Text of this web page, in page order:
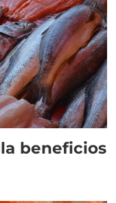
beneficios